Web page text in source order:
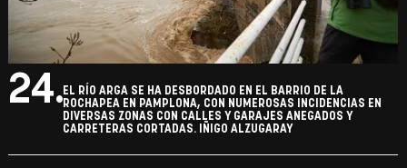
24.EL RÍO ARGA SE HA DESBORDADO EN EL BARRIO DE LA
ROCHAPEA EN PAMPLONA, CON NUMEROSAS INCIDENCIAS EN
DIVERSAS ZONAS CON CALLES Y GARAJES ANEGADOS Y
CARRETERAS CORTADAS. IÑIGO ALZUGARAY